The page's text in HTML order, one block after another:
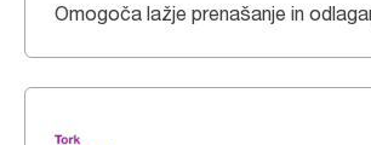
Omogoča lažje prenašanje in